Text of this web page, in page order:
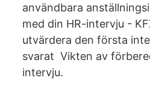
användbara
med din HR-intervju -
utvärdera den första
svarat Vikten av
intervju.